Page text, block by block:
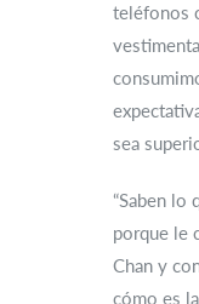
teléfonos
sea
“Saben lo
porque le
Chan y
cómo es